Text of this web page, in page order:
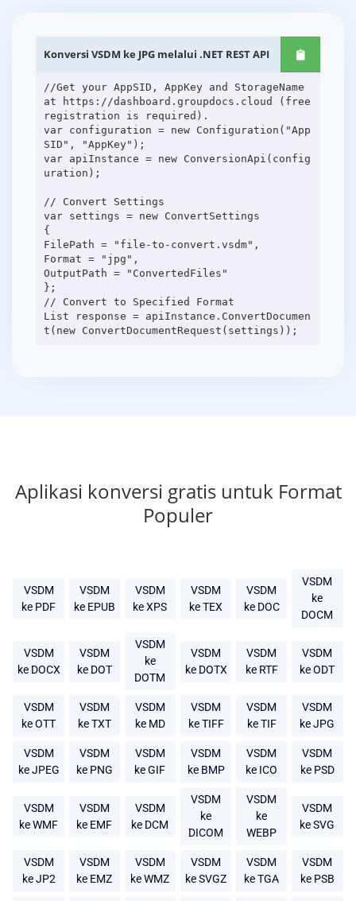
Konversi VSDM ke JPG melalui .NET REST API
//Get your AppSID, AppKey and StorageName
at https://dashboard.groupdocs.cloud (free
registration is required).
var configuration = new Configuration("App
SID", "AppKey");
var apiInstance = new ConversionApi(config
uration);
// Convert Settings
var settings = new ConvertSettings
{
FilePath = "file-to-convert.vsdm",
Format = "jpg",
OutputPath = "ConvertedFiles"
};
// Convert to Specified Format
List response = apiInstance.ConvertDocumen
Aplikasi konversi gratis untuk Format
Populer
VSDM
ke PDF
VSDM
ke EPUB
VSDM
ke XPS
VSDM
ke TEX
VSDM
ke DOC
VSDM
ke
DOCM
VSDM
ke DOCX
VSDM
ke DOT
VSDM
ke
DOTM
VSDM
ke DOTX
VSDM
ke RTF
VSDM
ke ODT
VSDM
ke OTT
VSDM
ke TXT
VSDM
ke MD
VSDM
ke TIFF
VSDM
ke TIF
VSDM
ke JPG
VSDM
ke JPEG
VSDM
ke PNG
VSDM
ke GIF
VSDM
ke BMP
VSDM
ke ICO
VSDM
ke PSD
VSDM
ke WMF
VSDM
ke EMF
VSDM
ke DCM
VSDM
ke
DICOM
VSDM
ke
WEBP
VSDM
ke SVG
VSDM
ke JP2
VSDM
ke EMZ
VSDM
ke WMZ
VSDM
ke SVGZ
VSDM
ke TGA
VSDM
ke PSB